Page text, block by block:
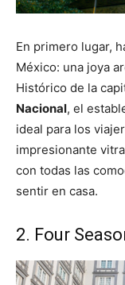
En primero lugar,
México: una joya
Histórico de la
Nacional, el
ideal para los
impresionante
con todas las
sentir en casa.
2. Four